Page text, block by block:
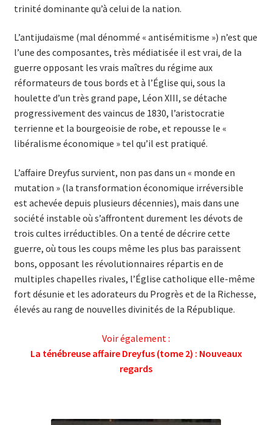
trinité dominante qu’à celui de la nation.
L’antijudaïsme (mal dénommé « antisémitisme ») n’est que
l’une des composantes, très médiatisée il est vrai, de la
guerre opposant les vrais maîtres du régime aux
réformateurs de tous bords et à l’Église qui, sous la
houlette d’un très grand pape, Léon XIII, se détache
progressivement des vaincus de 1830, l’aristocratie
terrienne et la bourgeoisie de robe, et repousse le «
libéralisme économique » tel qu’il est pratiqué.
L’affaire Dreyfus survient, non pas dans un « monde en
mutation » (la transformation économique irréversible
est achevée depuis plusieurs décennies), mais dans une
société instable où s’affrontent durement les dévots de
trois cultes irréductibles. On a tenté de décrire cette
guerre, où tous les coups même les plus bas paraissent
bons, opposant les révolutionnaires répartis en de
multiples chapelles rivales, l’Église catholique elle-même
fort désunie et les adorateurs du Progrès et de la Richesse,
élevés au rang de nouvelles divinités de la République.
Voir également :
La ténébreuse affaire Dreyfus (tome 2) : Nouveaux
regards